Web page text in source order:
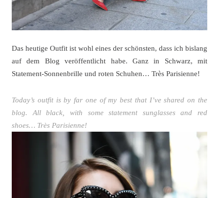
Das heutige Outfit ist wohl eines der schönsten, dass ich bislang
auf dem Blog veröffentlicht habe. Ganz in Schwarz, mit
Statement-Sonnenbrille und roten Schuhen… Très Parisienne!
Today’s outfit is by far one of my best that I’ve shared on the
blog. All black, with some statement sunglasses and red
shoes… Très Parisienne!